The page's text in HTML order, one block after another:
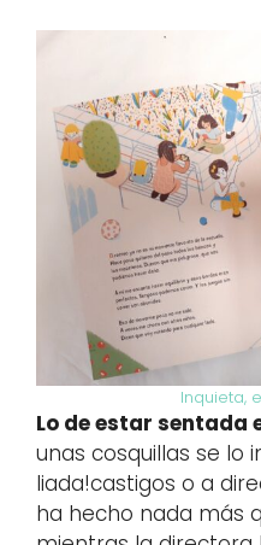
Inquieta,
Lo de estar sentada
unas cosquillas se lo
liada!castigos o a
ha hecho nada más